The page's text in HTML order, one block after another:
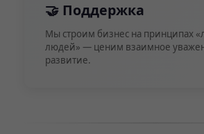
🤝 Поддержка
Мы строим бизнес на принципах
людей» — ценим взаимное
развитие.